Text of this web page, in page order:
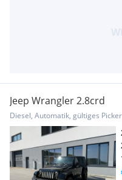
Jeep Wrangler 2.8crd
Diesel, Automatik, gültiges